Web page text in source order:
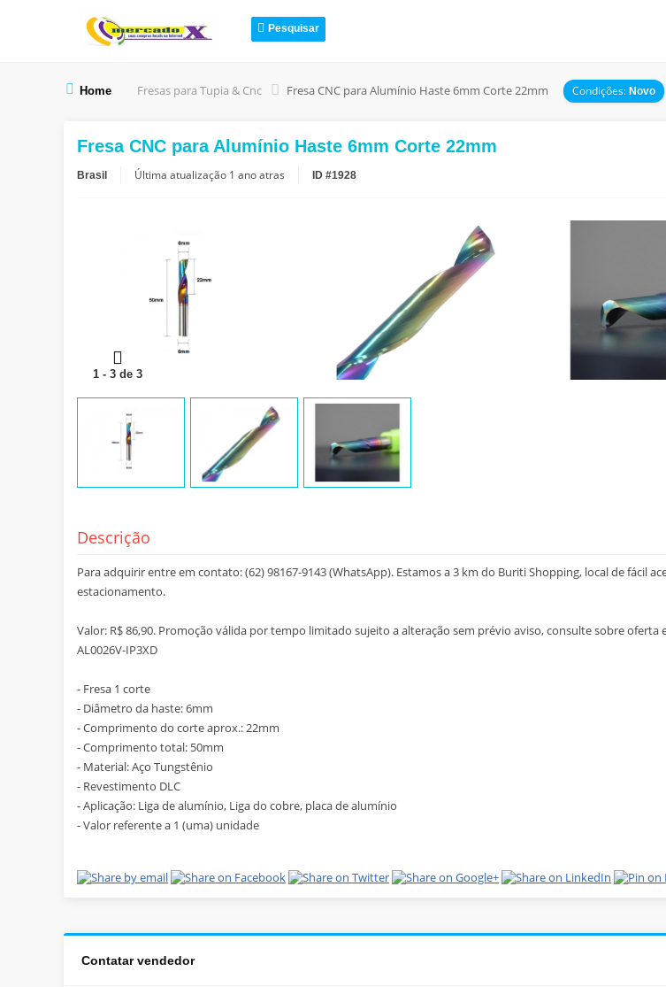
Pesquisar
Home Fresas para Tupia & Cnc Fresa CNC para Alumínio Haste 6mm Corte 22mm Condições: Novo
Fresa CNC para Alumínio Haste 6mm Corte 22mm
Brasil Última atualização 1 ano atras ID #1928
1 - 3 de 3
Descrição
Para adquirir entre em contato: (62) 98167-9143 (WhatsApp). Estamos a 3 km do Buriti Shopping, local de fácil
estacionamento.
Valor: R$ 86,90. Promoção válida por tempo limitado sujeito a alteração sem prévio aviso, consulte sobre oferta
AL0026V-IP3XD
- Fresa 1 corte
- Diâmetro da haste: 6mm
- Comprimento do corte aprox.: 22mm
- Comprimento total: 50mm
- Material: Aço Tungstênio
- Revestimento DLC
- Aplicação: Liga de alumínio, Liga do cobre, placa de alumínio
- Valor referente a 1 (uma) unidade
Contatar vendedor